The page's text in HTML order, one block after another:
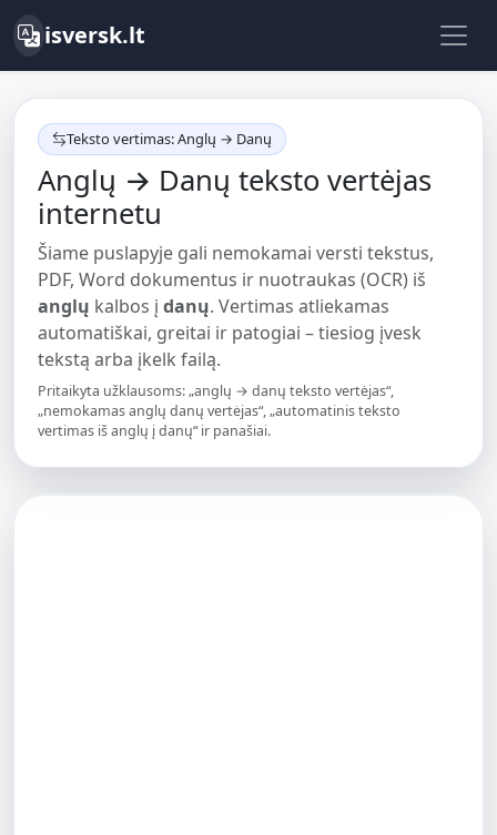
isversk.lt
Teksto vertimas: Anglų → Danų
Anglų → Danų teksto vertėjas
internetu
Šiame puslapyje gali nemokamai versti tekstus,
PDF, Word dokumentus ir nuotraukas (OCR) iš
anglų kalbos į danų. Vertimas atliekamas
automatiškai, greitai ir patogiai – tiesiog įvesk
tekstą arba įkelk failą.
Pritaikyta užklausoms: „anglų → danų teksto vertėjas“,
„nemokamas anglų danų vertėjas“, „automatinis teksto
vertimas iš anglų į danų“ ir panašiai.